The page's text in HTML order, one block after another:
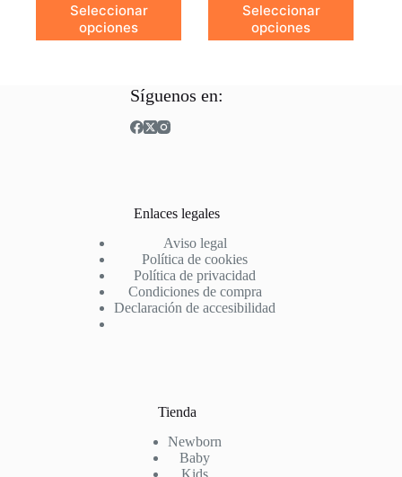
29,95€.
14,98€.
Seleccionar
opciones
Este
producto
tiene
opciones
pueden
25,95€.
12,98€.
Seleccionar
opciones
Este
producto
tiene
Síguenos en:
Enlaces legales
Aviso legal
Política de cookies
Política de privacidad
Condiciones de compra
Declaración de accesibilidad
Tienda
Newborn
Baby
Kids